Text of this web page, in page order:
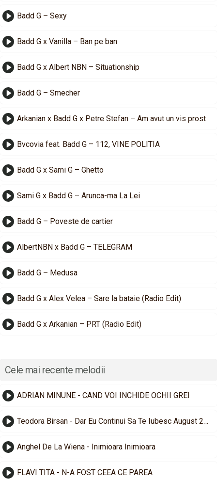
Badd G – Sexy
Badd G x Vanilla – Ban pe ban
Badd G x Albert NBN – Situationship
Badd G – Smecher
Arkanian x Badd G x Petre Stefan – Am avut un vis prost
Bvcovia feat. Badd G – 112, VINE POLITIA
Badd G x Sami G – Ghetto
Sami G x Badd G – Arunca-ma La Lei
Badd G – Poveste de cartier
AlbertNBN x Badd G – TELEGRAM
Badd G – Medusa
Badd G x Alex Velea – Sare la bataie (Radio Edit)
Badd G x Arkanian – PRT (Radio Edit)
Cele mai recente melodii
ADRIAN MINUNE - CAND VOI INCHIDE OCHII GREI
Teodora Birsan - Dar Eu Continui Sa Te Iubesc August 2026
Anghel De La Wiena - Inimioara Inimioara
FLAVI TITA - N-A FOST CEEA CE PAREA